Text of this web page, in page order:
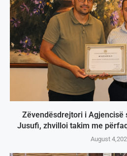
Zëvendësdrejtori i Agjencisë
Jusufi, zhvilloi takim me
August